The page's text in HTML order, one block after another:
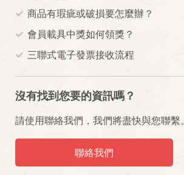
商品有瑕疵或破損要怎麼辦？
會員載具中獎如何領獎？
三聯式電子發票接收流程
沒有找到您要的資訊嗎？
請使用聯絡我們，我們將盡快與您聯繫。
聯絡我們